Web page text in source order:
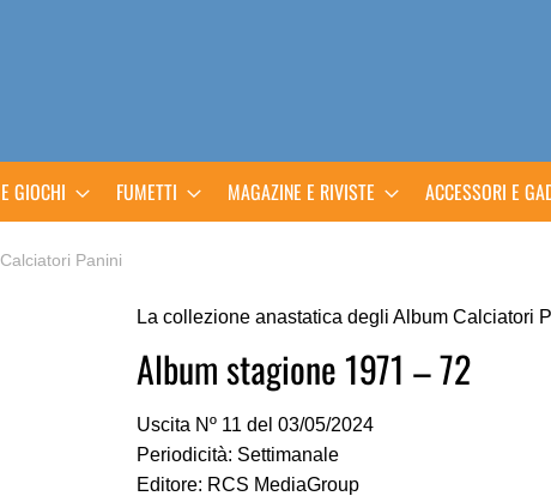
GIOCHI FUMETTI MAGAZINE E RIVISTE ACCESSORI E
Panini
La collezione anastatica degli Album Calciatori
Album stagione 1971 – 72
Uscita Nº 11 del 03/05/2024
Periodicità: Settimanale
Editore: RCS MediaGroup